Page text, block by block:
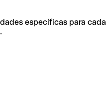
específicas para cada